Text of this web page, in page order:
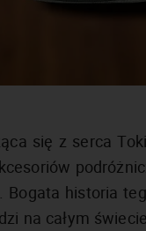
się z serca
Bogata historia
na całym